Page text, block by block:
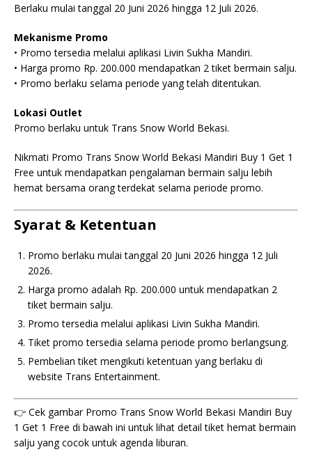
Berlaku mulai tanggal 20 Juni 2026 hingga 12 Juli 2026.
Mekanisme Promo
• Promo tersedia melalui aplikasi Livin Sukha Mandiri.
• Harga promo Rp. 200.000 mendapatkan 2 tiket bermain salju.
• Promo berlaku selama periode yang telah ditentukan.
Lokasi Outlet
Promo berlaku untuk Trans Snow World Bekasi.
Nikmati Promo Trans Snow World Bekasi Mandiri Buy 1 Get 1
Free untuk mendapatkan pengalaman bermain salju lebih
hemat bersama orang terdekat selama periode promo.
Syarat & Ketentuan
Promo berlaku mulai tanggal 20 Juni 2026 hingga 12 Juli
2026.
Harga promo adalah Rp. 200.000 untuk mendapatkan 2
tiket bermain salju.
Promo tersedia melalui aplikasi Livin Sukha Mandiri.
Tiket promo tersedia selama periode promo berlangsung.
Pembelian tiket mengikuti ketentuan yang berlaku di
website Trans Entertainment.
👉 Cek gambar Promo Trans Snow World Bekasi Mandiri Buy
1 Get 1 Free di bawah ini untuk lihat detail tiket hemat bermain
salju yang cocok untuk agenda liburan.